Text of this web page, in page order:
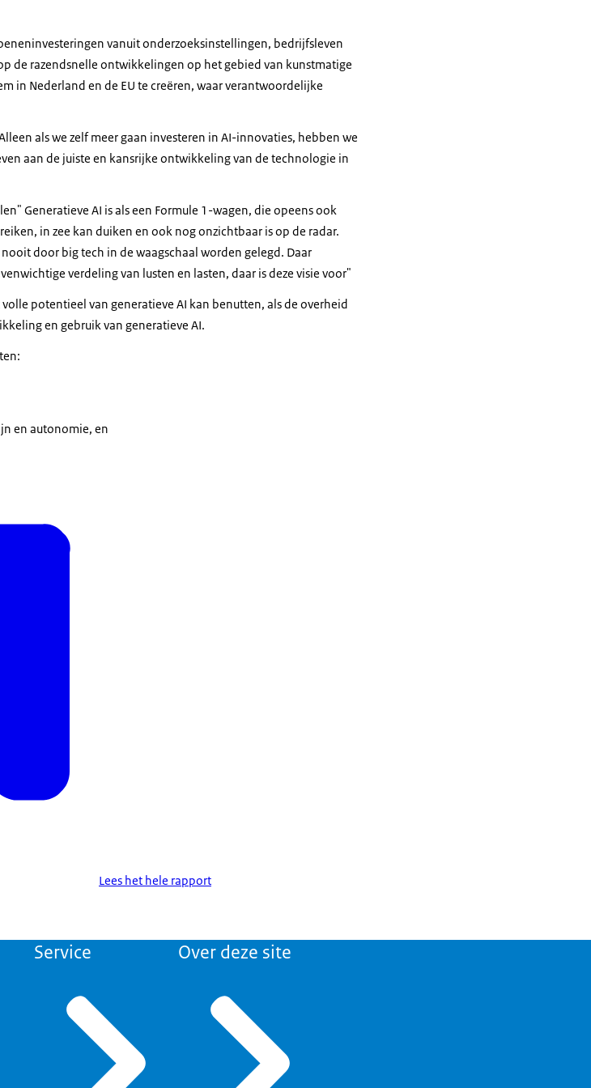
vanuit onderzoeksinstellingen, bedrijfsleven
de razendsnelle ontwikkelingen op het gebied van kunstmatige
in Nederland en de EU te creëren, waar verantwoordelijke
als we zelf meer gaan investeren in AI-innovaties, hebben we
aan de juiste en kansrijke ontwikkeling van de technologie in
Generatieve AI is als een Formule 1-wagen, die opeens ook
in zee kan duiken en ook nog onzichtbaar is op de radar.
door big tech in de waagschaal worden gelegd. Daar
verdeling van lusten en lasten, daar is deze visie voor"
potentieel van generatieve AI kan benutten, als de overheid
en gebruik van generatieve AI.
en autonomie, en
Lees het hele rapport
Service Over deze site